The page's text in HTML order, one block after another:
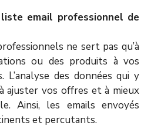
liste email professionnel de
ne sert pas qu’à
ou des produits à vos
des données qui y
ajuster vos offres et à mieux
Ainsi, les emails envoyés
et percutants.